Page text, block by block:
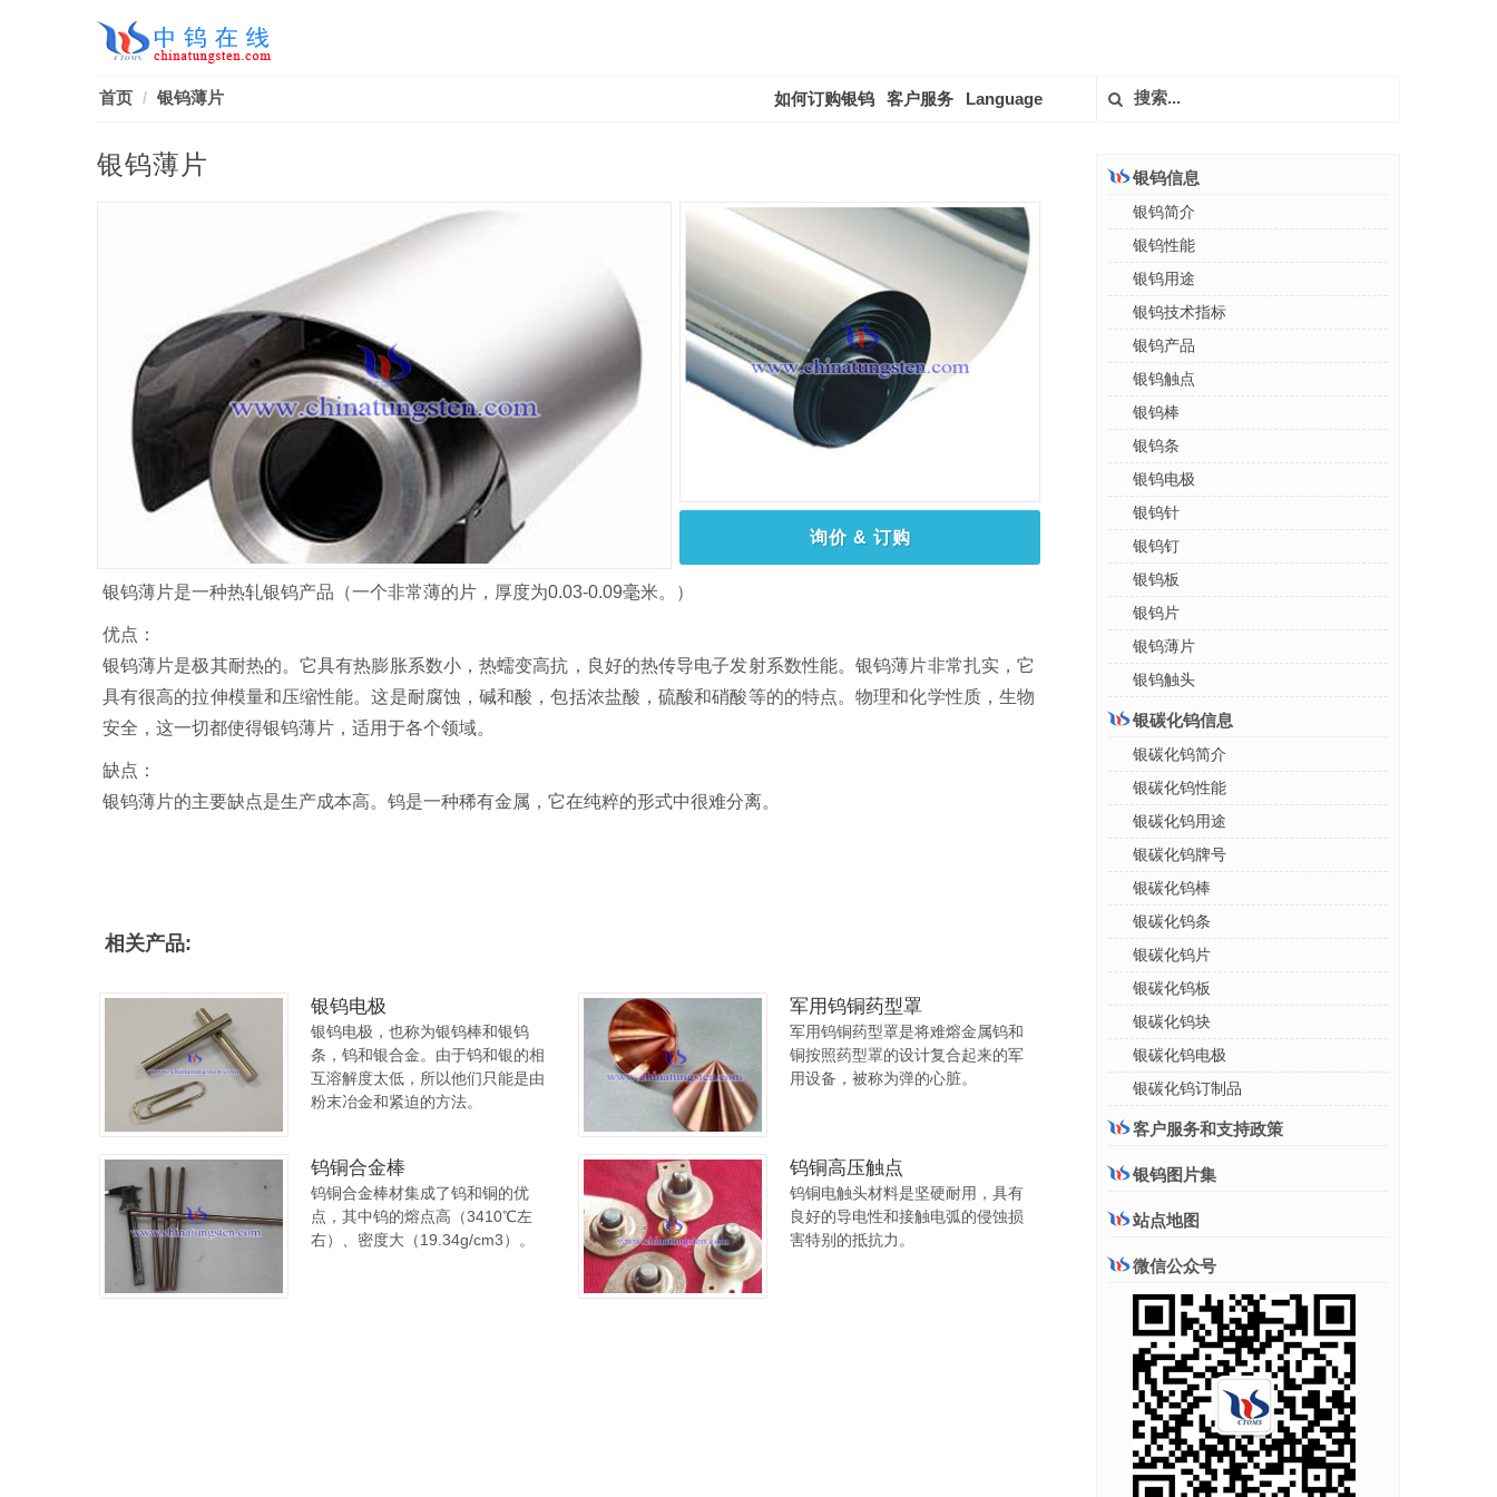
首页 银钨薄片 如何订购银钨 客户服务 Language
银钨薄片
询价 & 订购
银钨薄片是一种热轧银钨产品（一个非常薄的片，厚度为0.03-0.09毫米。）
优点：
银钨薄片是极其耐热的。它具有热膨胀系数小，热蠕变高抗，良好的热传导电子发射系数性能。银钨薄片非常扎实，它
具有很高的拉伸模量和压缩性能。这是耐腐蚀，碱和酸，包括浓盐酸，硫酸和硝酸等的的特点。物理和化学性质，生物
安全，这一切都使得银钨薄片，适用于各个领域。
缺点：
银钨薄片的主要缺点是生产成本高。钨是一种稀有金属，它在纯粹的形式中很难分离。
相关产品:
银钨电极
银钨电极，也称为银钨棒和银钨
条，钨和银合金。由于钨和银的相
互溶解度太低，所以他们只能是由
粉末冶金和紧迫的方法。
军用钨铜药型罩
军用钨铜药型罩是将难熔金属钨和
铜按照药型罩的设计复合起来的军
用设备，被称为弹的心脏。
钨铜合金棒
钨铜合金棒材集成了钨和铜的优
点，其中钨的熔点高（3410℃左
右）、密度大（19.34g/cm3）。
钨铜高压触点
钨铜电触头材料是坚硬耐用，具有
良好的导电性和接触电弧的侵蚀损
害特别的抵抗力。
银钨信息
银钨简介
银钨性能
银钨用途
银钨技术指标
银钨产品
银钨触点
银钨棒
银钨条
银钨电极
银钨针
银钨钉
银钨板
银钨片
银钨薄片
银钨触头
银碳化钨信息
银碳化钨简介
银碳化钨性能
银碳化钨用途
银碳化钨牌号
银碳化钨棒
银碳化钨条
银碳化钨片
银碳化钨板
银碳化钨块
银碳化钨电极
银碳化钨订制品
客户服务和支持政策
银钨图片集
站点地图
微信公众号